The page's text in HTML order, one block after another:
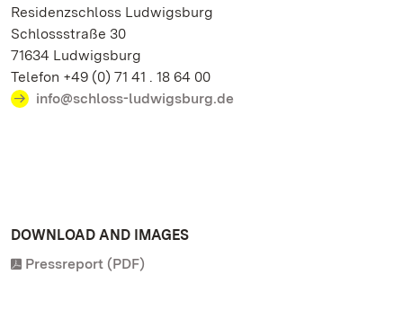
Residenzschloss Ludwigsburg
Schlossstraße 30
71634 Ludwigsburg
Telefon +49 (0) 71 41 . 18 64 00
info@schloss-ludwigsburg.de
DOWNLOAD AND IMAGES
Pressreport (PDF)